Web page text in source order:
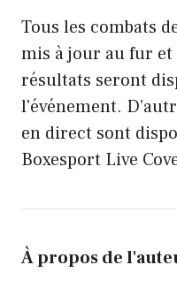
Tous les combats
mis à jour au fur et
résultats seront
l'événement.
en direct sont
Boxesport Live
À propos de